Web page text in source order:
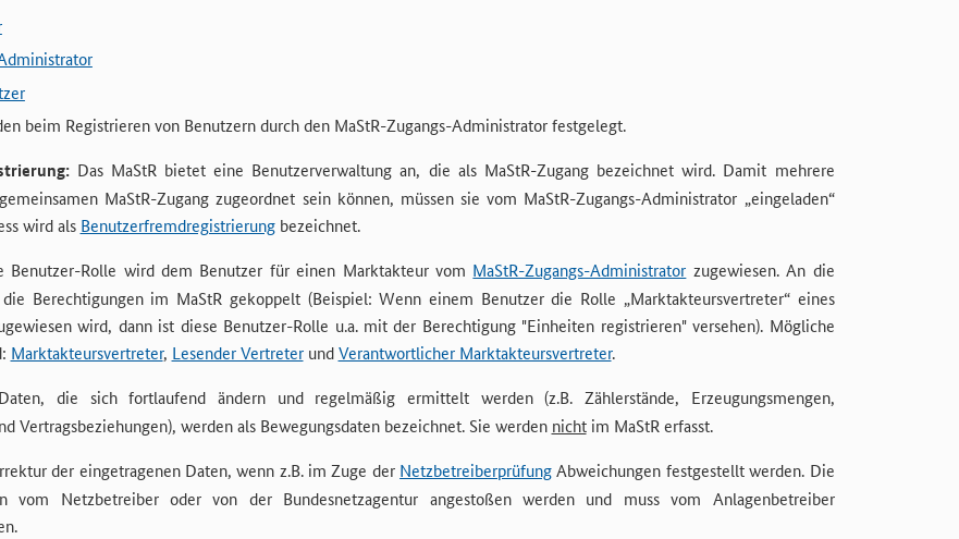
beim Registrieren von Benutzern durch den MaStR-Zugangs-Administrator festgelegt.
Das MaStR bietet eine Benutzerverwaltung an, die als MaStR-Zugang bezeichnet wird. Damit mehrere
MaStR-Zugang zugeordnet sein können, müssen sie vom MaStR-Zugangs-Administrator „eingeladen“
wird als Benutzerfremdregistrierungbezeichnet.
Rolle wird dem Benutzer für einen Marktakteur vom MaStR-Zugangs-Administrator zugewiesen. An die
Berechtigungen im MaStR gekoppelt (Beispiel: Wenn einem Benutzer die Rolle „Marktakteursvertreter“ eines
wird, dann ist diese Benutzer-Rolle u.a. mit der Berechtigung "Einheiten registrieren" versehen). Mögliche
Marktakteursvertreter, Lesender VertreterundVerantwortlicher Marktakteursvertreter.
die sich fortlaufend ändern und regelmäßig ermittelt werden (z.B. Zählerstände, Erzeugungsmengen,
Vertragsbeziehungen), werden als Bewegungsdaten bezeichnet. Sie werden nichtim MaStR erfasst.
der eingetragenen Daten, wenn z.B. im Zuge der NetzbetreiberprüfungAbweichungen festgestellt werden. Die
vom Netzbetreiber oder von der Bundesnetzagentur angestoßen werden und muss vom Anlagenbetreiber